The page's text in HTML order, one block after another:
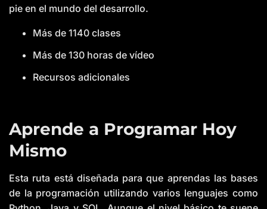
pie en el mundo del desarrollo.
Más de 1140 clases
Más de 130 horas de vídeo
Recursos adicionales
Aprende a Programar Hoy
Mismo
Esta ruta está diseñada para que aprendas las bases
de la programación utilizando varios lenguajes como